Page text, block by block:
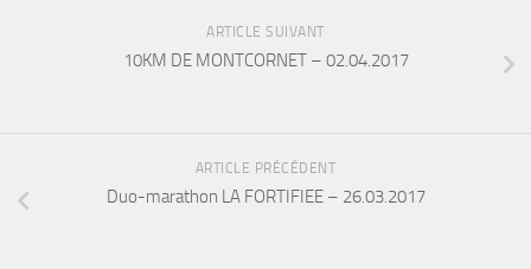
ARTICLE SUIVANT
10KM DE MONTCORNET – 02.04.2017
ARTICLE PRÉCÉDENT
Duo-marathon LA FORTIFIEE – 26.03.2017